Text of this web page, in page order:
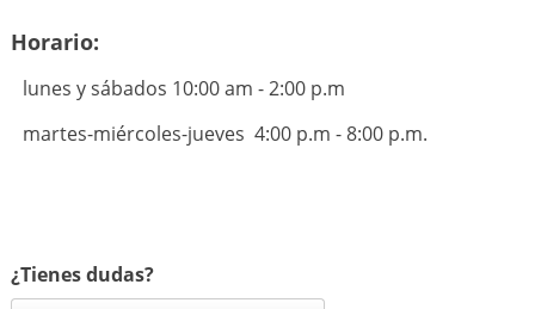
Horario:
lunes y sábados 10:00 am - 2:00 p.m
martes-miércoles-jueves 4:00 p.m - 8:00 p.m.
¿Tienes dudas?